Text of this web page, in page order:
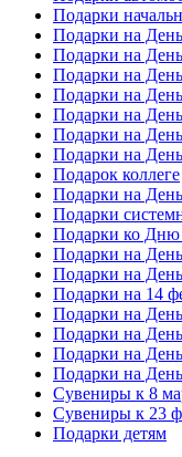
Подарки
Подарки на
Подарки на
Подарки на
Подарки на
Подарки на
Подарки на
Подарки на День
Подарок коллеге
Подарки на
Подарки
Подарки ко Дню
Подарки на День
Подарки на
Подарки на 14
Подарки на
Подарки на День
Подарки на
Подарки на
Сувениры к 8
Сувениры к 23
Подарки детям